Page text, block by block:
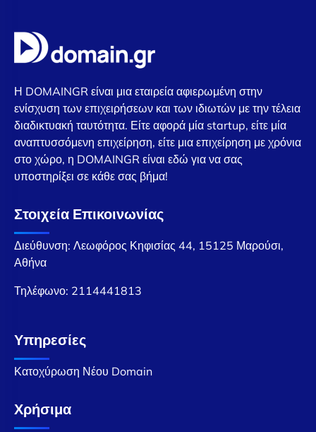
Η DOMAINGR είναι μια εταιρεία αφιερωμένη στην
ενίσχυση των επιχειρήσεων και των ιδιωτών με την τέλεια
διαδικτυακή ταυτότητα. Είτε αφορά μία startup, είτε μία
αναπτυσσόμενη επιχείρηση, είτε μια επιχείρηση με χρόνια
στο χώρο, η DOMAINGR είναι εδώ για να σας
υποστηρίξει σε κάθε σας βήμα!
Στοιχεία Επικοινωνίας
Διεύθυνση: Λεωφόρος Κηφισίας 44, 15125 Μαρούσι,
Αθήνα
Τηλέφωνο: 2114441813
Υπηρεσίες
Κατοχύρωση Νέου Domain
Χρήσιμα